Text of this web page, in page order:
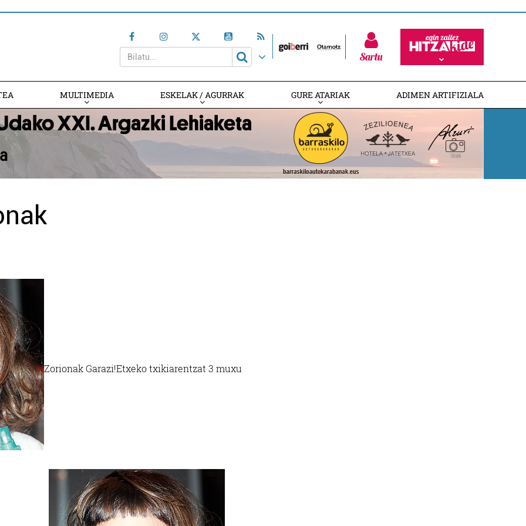
Sartu
MULTIMEDIA ESKELAK / AGURRAK GURE ATARIAK ADIMEN ARTIFIZIALA
Zorionak Garazi!Etxeko txikiarentzat 3 muxu